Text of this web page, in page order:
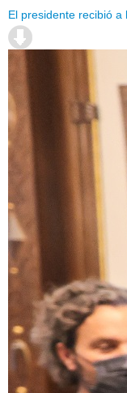
El presidente recibió a